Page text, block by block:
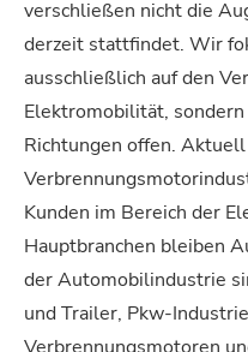
verschließen nicht die
derzeit stattfindet. Wir
ausschließlich auf den
Elektromobilität,
Richtungen offen.
Kunden im Bereich der
Hauptbranchen bleiben
der Automobilindustrie
und Trailer, Pkw-